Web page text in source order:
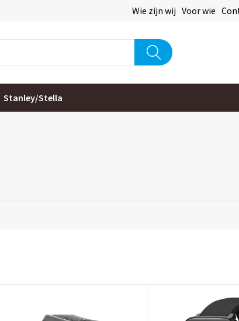
Wie zijn wij Voor wie
Stanley/Stella